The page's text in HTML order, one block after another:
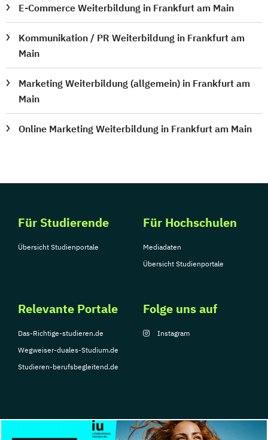
E-Commerce Weiterbildung in Frankfurt am Main
Kommunikation / PR Weiterbildung in Frankfurt am
Main
Marketing Weiterbildung (allgemein) in Frankfurt am
Main
Online Marketing Weiterbildung in Frankfurt am Main
Für Studierende
Übersicht Studienportale
Für Hochschulen
Mediadaten
Übersicht Studienportale
Relevante Portale
Das-Richtige-studieren.de
Wegweiser-duales-Studium.de
Studieren-berufsbegleitend.de
Folge uns auf
Instagram